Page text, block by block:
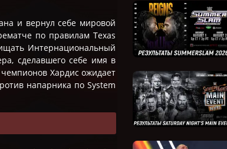
и вернул себе мировой
по правилам Texas
Интернациональный
сделавшего себе имя в
Хардис ожидает
напарника по System